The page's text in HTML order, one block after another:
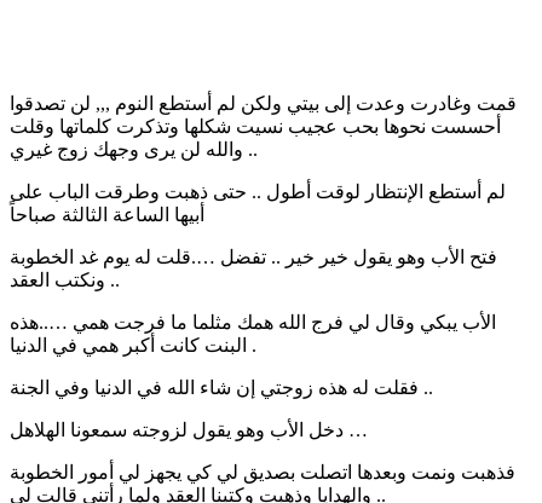
‏قمت وغادرت وعدت إلى بيتي ولكن لم أستطع النوم ,,, لن تصدقوا
أحسست نحوها بحب عجيب نسيت شكلها وتذكرت كلماتها وقلت
والله لن يرى وجهك زوج غيري ..
لم أستطع اﻹنتظار لوقت أطول .. حتى ذهبت وطرقت الباب على
أبيها الساعة الثالثة صباحاً
‏فتح الأب وهو يقول خير خير .. تفضل ….قلت له يوم غد الخطوبة
ونكتب العقد ..
اﻷب يبكي وقال لي فرج الله همك مثلما ما فرجت همي …..هذه
البنت كانت أكبر همي في الدنيا .
فقلت له هذه زوجتي إن شاء الله في الدنيا وفي الجنة ..
‏دخل اﻷب وهو يقول لزوجته سمعونا الهلاهل …
فذهبت ونمت وبعدها اتصلت بصديق لي كي يجهز لي أمور الخطوبة
والهدايا وذهبت وكتبنا العقد ولما رأتني قالت لي ..